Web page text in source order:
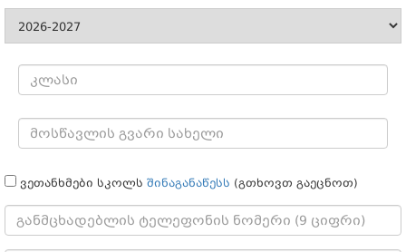
ვეთანხმები სკოლს შინაგანაწესს (გთხოვთ გაეცნოთ)